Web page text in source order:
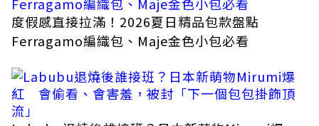
度假感直接拉滿！2026夏日精品包款盤點
Ferragamo編織包、Maje金色小包必看